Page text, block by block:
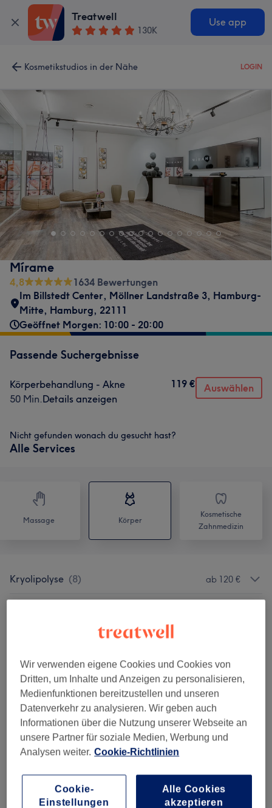
Treatwell
130K
Use app
Kosmetikstudios in der Nähe LOGIN
Mírame
4,8
1634 Bewertungen
Im Billstedt Center, Möllner Landstraße 3, Hamburg-
Mitte, Hamburg, 22111
Geöffnet Morgen: 10:00 - 20:00
Passende Suchergebnisse
Körperbehandlung - Akne
50 Min.Details anzeigen
119 € Auswählen
Nicht gefunden wonach du gesucht hast?
Alle Services
Massage Körper
Kosmetische
Zahnmedizin
Kryolipolyse (8) ab 120 €
Gewichts- & Cellulite Behandlungen
Körperbehandlungen (2 ) ab 99 €
Salonbewertungen
4,8
Wir verwenden eigene Cookies und Cookies von
Dritten, um Inhalte und Anzeigen zu personalisieren,
Medienfunktionen bereitzustellen und unseren
Datenverkehr zu analysieren. Wir geben auch
Informationen über die Nutzung unserer Webseite an
unsere Partner für soziale Medien, Werbung und
Analysen weiter. Cookie-Richtlinien
Cookie-
Einstellungen
Alle Cookies
akzeptieren